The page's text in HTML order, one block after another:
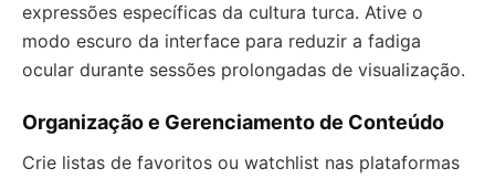
expressões específicas da cultura turca. Ative o
modo escuro da interface para reduzir a fadiga
ocular durante sessões prolongadas de visualização.
Organização e Gerenciamento de Conteúdo
Crie listas de favoritos ou watchlist nas plataformas